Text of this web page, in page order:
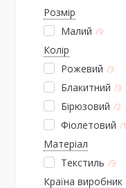
Розмір
Малий
9
Колір
Рожевий 3
Блакитний 3
Бірюзовий 2
Фіолетовий 1
Матеріал
Текстиль
9
Країна виробник